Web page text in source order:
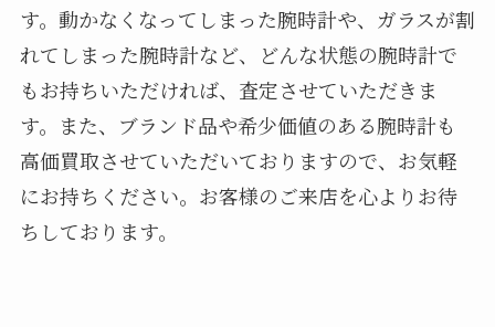
す。動かなくなってしまった腕時計や、ガラスが割
れてしまった腕時計など、どんな状態の腕時計で
もお持ちいただければ、査定させていただきま
す。また、ブランド品や希少価値のある腕時計も
高価買取させていただいておりますので、お気軽
にお持ちください。お客様のご来店を心よりお待
ちしております。